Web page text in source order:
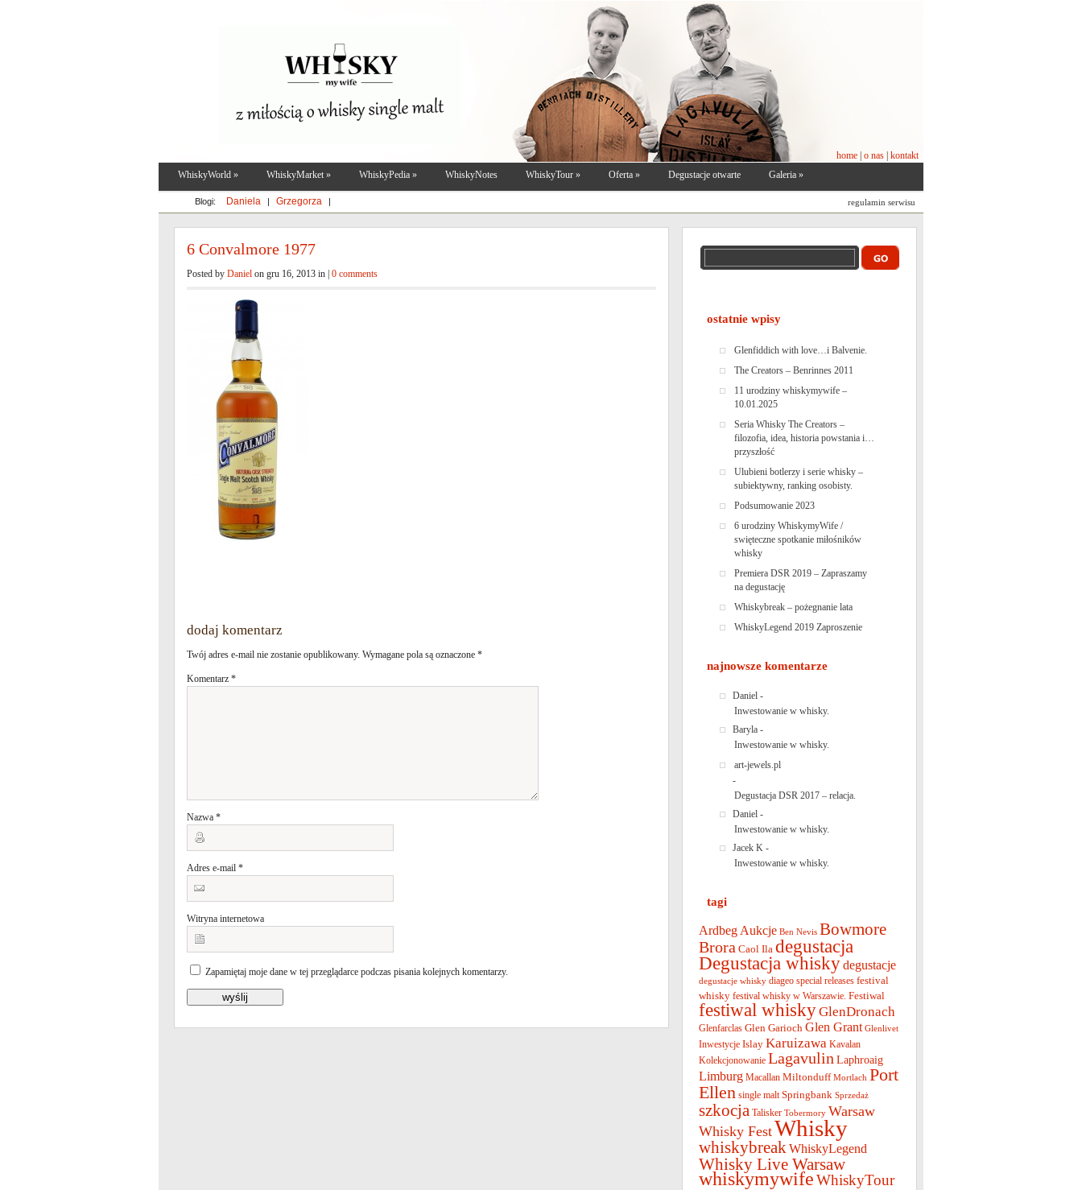
home o nas kontakt
Blogi: Daniela | Grzegorza | regulamin serwisu
WhiskyWorld » WhiskyMarket » WhiskyPedia » WhiskyNotes WhiskyTour » Oferta » Degustacje otwarte Galeria »
6 Convalmore 1977
Posted by Daniel on gru 16, 2013 in | 0 comments
dodaj komentarz
Twój adres e-mail nie zostanie opublikowany. Wymagane pola są oznaczone *
Komentarz *
Nazwa *
Adres e-mail *
Witryna internetowa
Zapamiętaj moje dane w tej przeglądarce podczas pisania kolejnych komentarzy.
ostatnie wpisy
Glenfiddich with love…i Balvenie.
The Creators – Benrinnes 2011
11 urodziny whiskymywife –
10.01.2025
Seria Whisky The Creators –
filozofia, idea, historia powstania i…
przyszłość
Ulubieni botlerzy i serie whisky –
subiektywny, ranking osobisty.
Podsumowanie 2023
6 urodziny WhiskymyWife /
swięteczne spotkanie miłośników
whisky
Premiera DSR 2019 – Zapraszamy
na degustację
Whiskybreak – pożegnanie lata
WhiskyLegend 2019 Zaproszenie
najnowsze komentarze
Daniel -
Inwestowanie w whisky.
Baryla -
Inwestowanie w whisky.
art-jewels.pl
-
Degustacja DSR 2017 – relacja.
Daniel -
Inwestowanie w whisky.
Jacek K -
Inwestowanie w whisky.
tagi
Ardbeg Aukcje Ben Nevis Bowmore
Brora Caol Ila degustacja
Degustacja whiskydegustacje
degustacje whisky diageo special releases festival
whisky festival whisky w Warszawie. Festiwal
festiwal whiskyGlenDronach
Glenfarclas Glen Garioch Glen Grant Glenlivet
Inwestycje Islay Karuizawa Kavalan
Kolekcjonowanie Lagavulin Laphroaig
Limburg Macallan Miltonduff Mortlach Port
Ellen single malt Springbank Sprzedaż
szkocja Talisker Tobermory Warsaw
Whisky FestWhisky
whiskybreak WhiskyLegend
Whisky Live Warsaw
whiskymywifeWhiskyTour